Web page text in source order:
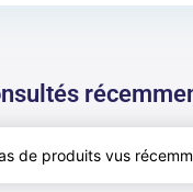
de produits vus